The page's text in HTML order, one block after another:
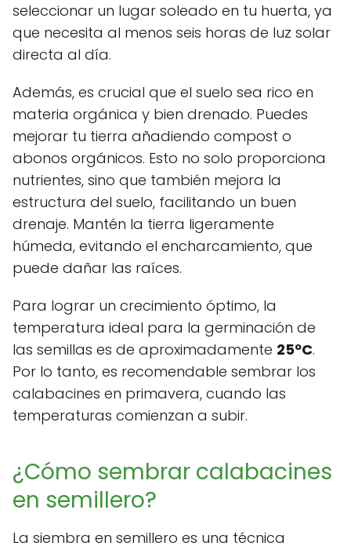
seleccionar un lugar soleado en tu huerta, ya
que necesita al menos seis horas de luz solar
directa al día.
Además, es crucial que el suelo sea rico en
materia orgánica y bien drenado. Puedes
mejorar tu tierra añadiendo compost o
abonos orgánicos. Esto no solo proporciona
nutrientes, sino que también mejora la
estructura del suelo, facilitando un buen
drenaje. Mantén la tierra ligeramente
húmeda, evitando el encharcamiento, que
puede dañar las raíces.
Para lograr un crecimiento óptimo, la
temperatura ideal para la germinación de
las semillas es de aproximadamente 25ºC.
Por lo tanto, es recomendable sembrar los
calabacines en primavera, cuando las
temperaturas comienzan a subir.
¿Cómo sembrar calabacines
en semillero?
La siembra en semillero es una técnica